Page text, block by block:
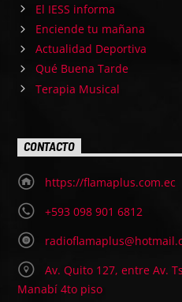
El IESS informa
Enciende tu mañana
Actualidad Deportiva
Qué Buena Tarde
Terapia Musical
CONTACTO
https://flamaplus.com.ec
+593 098 901 6812
Av. Quito 127, entre Av.
Manabí 4to piso